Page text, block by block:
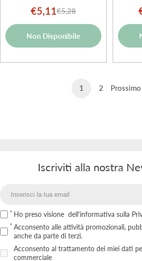
Prezzo
di
vendita
€5,11Prezzo
normale
€5,28
Non Disponibile
1 2 Prossimo
Iscriviti alla nostra
Ho preso visione dell'informativa sulla
Acconsento alle attività promozionali,
anche da parte di terzi.
Acconsento al trattamento dei miei dati
commerciale